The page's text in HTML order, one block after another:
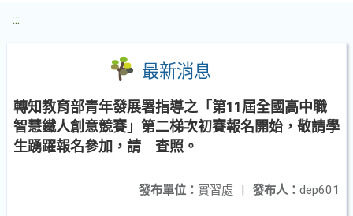
:::
最新消息
轉知教育部青年發展署指導之「第11屆全國高中職
智慧鐵人創意競賽」第二梯次初賽報名開始，敬請學
生踴躍報名參加，請 查照。
發布人： dep601
發布單位： 實習處 |